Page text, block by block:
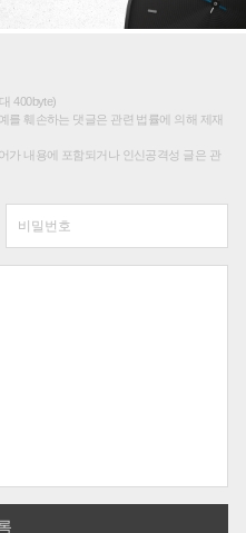
400byte)
를 훼손하는 댓글은 관련 법률에 의해 제재
가 내용에 포함되거나 인신공격성 글은 관